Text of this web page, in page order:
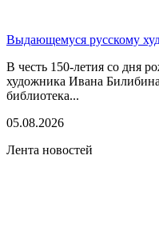
Выдающемуся русскому
В честь 150-летия со дня
художника Ивана Билибина
библиотека...
05.08.2026
Лента новостей